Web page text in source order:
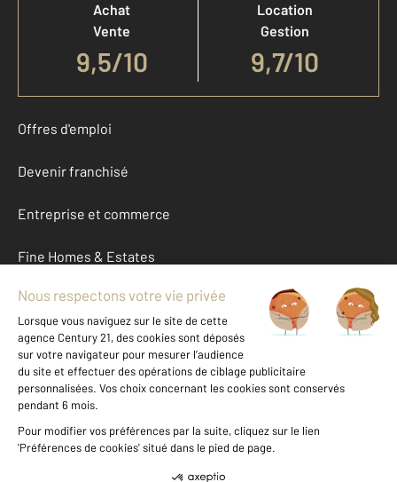
Achat
Vente
9,5/10
Location
Gestion
9,7/10
Offres d'emploi
Devenir franchisé
Entreprise et commerce
Fine Homes & Estates
À propos
International
Nous contacter